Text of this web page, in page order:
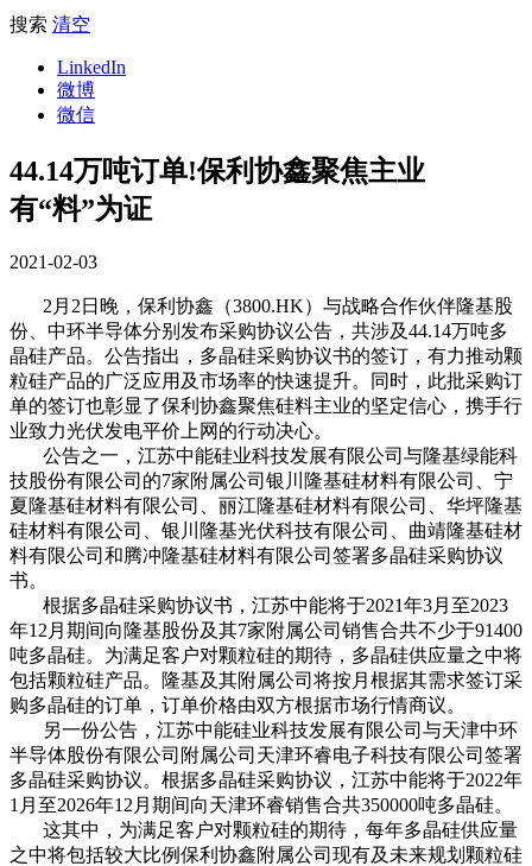
搜索 清空
LinkedIn
微博
微信
44.14万吨订单!保利协鑫聚焦主业
有“料”为证
2021-02-03
2月2日晚，保利协鑫（3800.HK）与战略合作伙伴隆基股
份、中环半导体分别发布采购协议公告，共涉及44.14万吨多
晶硅产品。公告指出，多晶硅采购协议书的签订，有力推动颗
粒硅产品的广泛应用及市场率的快速提升。同时，此批采购订
单的签订也彰显了保利协鑫聚焦硅料主业的坚定信心，携手行
业致力光伏发电平价上网的行动决心。
公告之一，江苏中能硅业科技发展有限公司与隆基绿能科
技股份有限公司的7家附属公司银川隆基硅材料有限公司、宁
夏隆基硅材料有限公司、丽江隆基硅材料有限公司、华坪隆基
硅材料有限公司、银川隆基光伏科技有限公司、曲靖隆基硅材
料有限公司和腾冲隆基硅材料有限公司签署多晶硅采购协议
书。
根据多晶硅采购协议书，江苏中能将于2021年3月至2023
年12月期间向隆基股份及其7家附属公司销售合共不少于91400
吨多晶硅。为满足客户对颗粒硅的期待，多晶硅供应量之中将
包括颗粒硅产品。隆基及其附属公司将按月根据其需求签订采
购多晶硅的订单，订单价格由双方根据市场行情商议。
另一份公告，江苏中能硅业科技发展有限公司与天津中环
半导体股份有限公司附属公司天津环睿电子科技有限公司签署
多晶硅采购协议。根据多晶硅采购协议，江苏中能将于2022年
1月至2026年12月期间向天津环睿销售合共350000吨多晶硅。
这其中，为满足客户对颗粒硅的期待，每年多晶硅供应量
之中将包括较大比例保利协鑫附属公司现有及未来规划颗粒硅